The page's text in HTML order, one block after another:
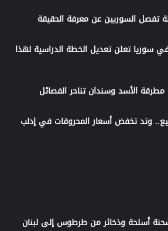
تفصل السوريين عن معرفة الحقيقة
في سوريا تعلن تعديل الخطة الدراسية لهذا
الأسد وسندان تناحر الفصائل
وتد تخفض أسعار المحروقات في إدلب
أسلحة وذخائر من طرطوس إلى لبنان